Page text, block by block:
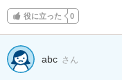
役に立った 0
abc さん